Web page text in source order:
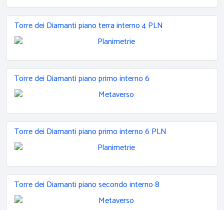
Torre dei Diamanti piano terra interno 4 PLN
Torre dei Diamanti piano primo interno 6
Torre dei Diamanti piano primo interno 6 PLN
Torre dei Diamanti piano secondo interno 8